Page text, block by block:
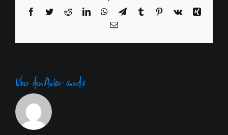
Facebook
TwitterRedditLinkedInWhatsApp
TelegramTumblr Pinterest
Vk
Xing
E-
Über den Autor:sunds